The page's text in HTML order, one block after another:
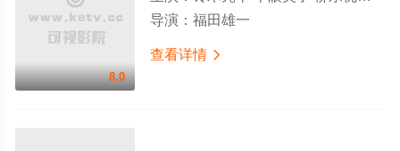
8.0
导演： 福田雄一
查看详情 